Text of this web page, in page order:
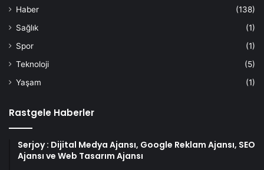
Haber
(138)
Sağlık
(1)
Spor
(1)
Teknoloji
(5)
Yaşam
(1)
Rastgele Haberler
Serjoy : Dijital Medya Ajansı, Google Reklam Ajansı, SEO
Ajansı ve Web Tasarım Ajansı